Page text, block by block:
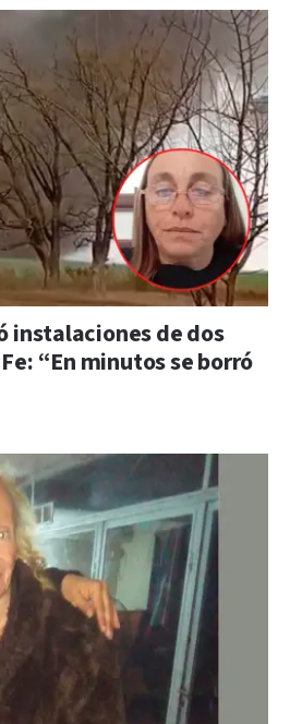
instalaciones de dos
“En minutos se borró